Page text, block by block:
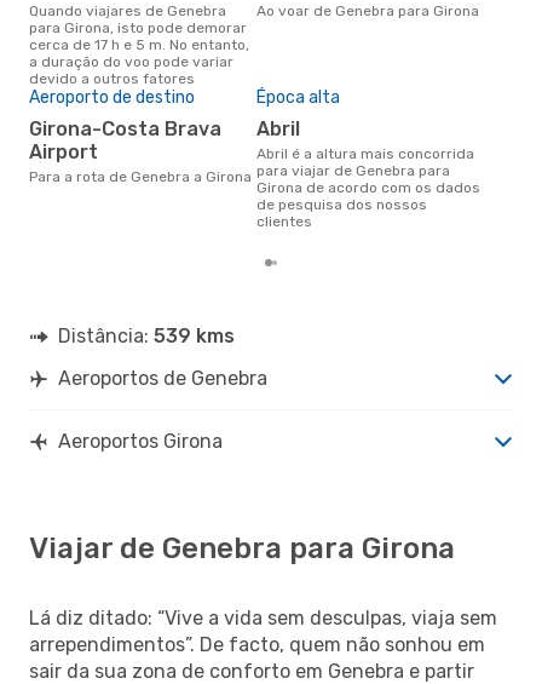
Quando viajares de Genebra
para Girona, isto pode demorar
cerca de 17 h e 5 m. No entanto,
a duração do voo pode variar
devido a outros fatores
Ao voar de Genebra para Girona
Aeroporto de destino
Girona-Costa Brava
Airport
Para a rota de Genebra a Girona
Época alta
abril
abril é a altura mais concorrida
para viajar de Genebra para
Girona de acordo com os dados
de pesquisa dos nossos
clientes
Distância: 539 kms
Aeroportos de Genebra
Aeroportos Girona
Viajar de Genebra para Girona
Lá diz ditado: “Vive a vida sem desculpas, viaja sem
arrependimentos”. De facto, quem não sonhou em
sair da sua zona de conforto em Genebra e partir